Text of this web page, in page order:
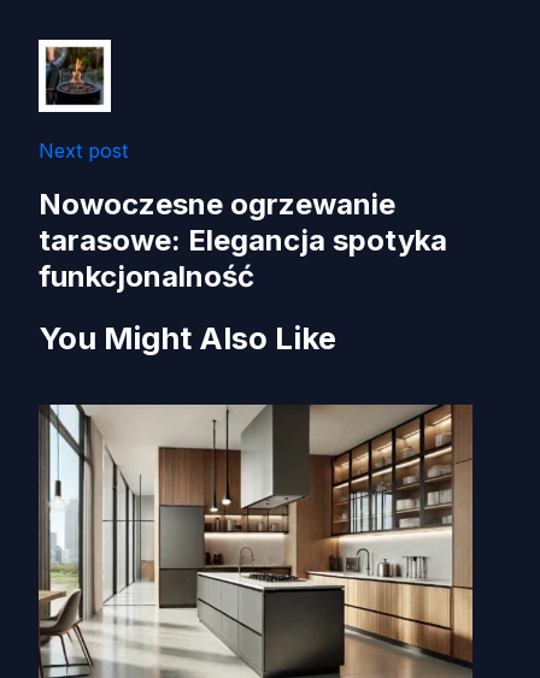
Next post
Nowoczesne ogrzewanie
tarasowe: Elegancja spotyka
funkcjonalność
You Might Also Like